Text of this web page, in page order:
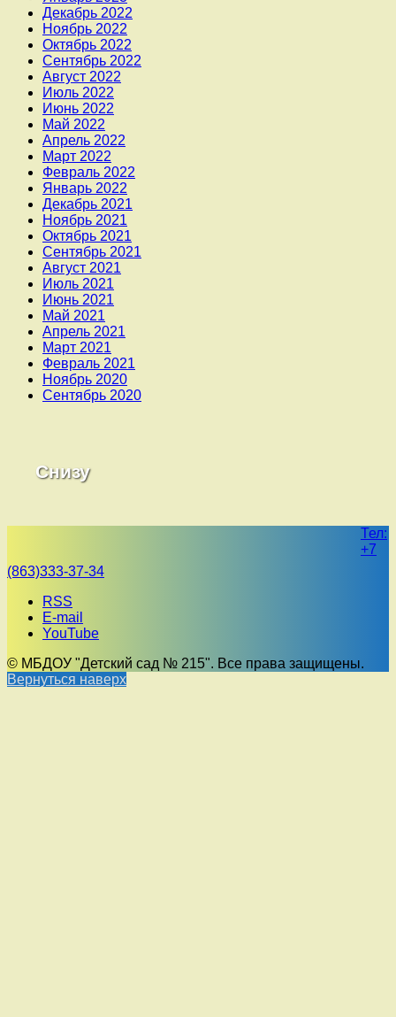
Декабрь 2022
Ноябрь 2022
Октябрь 2022
Сентябрь 2022
Август 2022
Июль 2022
Июнь 2022
Май 2022
Апрель 2022
Март 2022
Февраль 2022
Январь 2022
Декабрь 2021
Ноябрь 2021
Октябрь 2021
Сентябрь 2021
Август 2021
Июль 2021
Июнь 2021
Май 2021
Апрель 2021
Март 2021
Февраль 2021
Ноябрь 2020
Сентябрь 2020
Снизу
Тел:
+7
(863)333-37-34
RSS
E-mail
YouTube
© МБДОУ "Детский сад № 215". Все права защищены.
Вернуться наверх